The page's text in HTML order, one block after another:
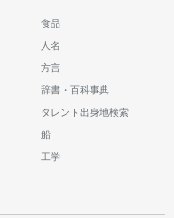
食品
人名
方言
辞書・百科事典
タレント出身地検索
船
工学